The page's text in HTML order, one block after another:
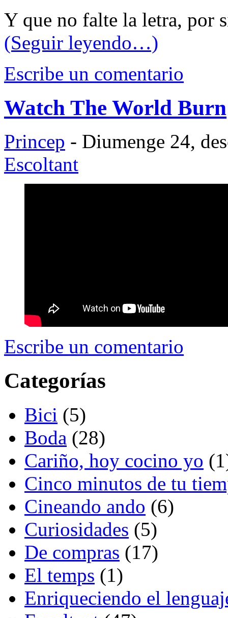
Y que no falte la letra, por
(Seguir leyendo…)
Escribe un comentario
Watch The World Burn
Princep - Diumenge 24,
Escoltant
Escribe un comentario
Categorías
Bici (5)
Boda (28)
Cariño, hoy cocino yo
Cinco minutos de tu
Cineando ando (6)
Curiosidades (5)
De compras (17)
El temps (1)
Enriqueciendo el